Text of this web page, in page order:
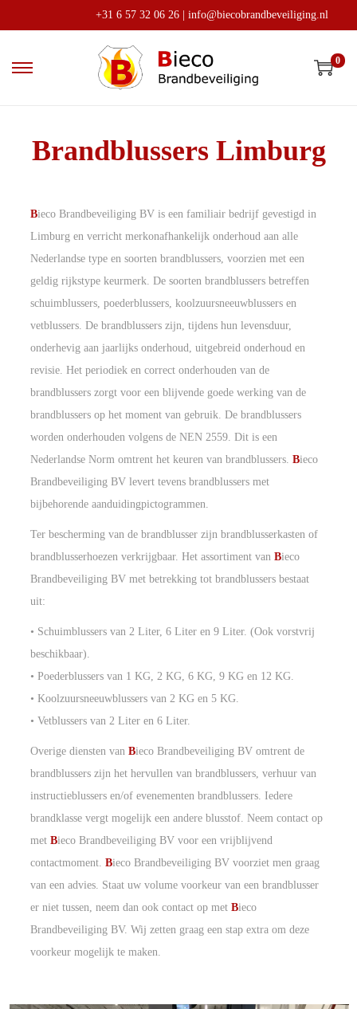
+31 6 57 32 06 26 info@biecobrandbeveiliging.nl
0
Brandblussers Limburg
Bieco Brandbeveiliging BV is een familiair bedrijf gevestigd in
Limburg en verricht merkonafhankelijk onderhoud aan alle
Nederlandse type en soorten brandblussers, voorzien met een
geldig rijkstype keurmerk. De soorten brandblussers betreffen
schuimblussers, poederblussers, koolzuursneeuwblussers en
vetblussers. De brandblussers zijn, tijdens hun levensduur,
onderhevig aan jaarlijks onderhoud, uitgebreid onderhoud en
revisie. Het periodiek en correct onderhouden van de
brandblussers zorgt voor een blijvende goede werking van de
brandblussers op het moment van gebruik. De brandblussers
worden onderhouden volgens de NEN 2559. Dit is een
Nederlandse Norm omtrent het keuren van brandblussers. Bieco
Brandbeveiliging BV levert tevens brandblussers met
bijbehorende aanduidingpictogrammen.
Ter bescherming van de brandblusser zijn brandblusserkasten of
brandblusserhoezen verkrijgbaar. Het assortiment van Bieco
Brandbeveiliging BV met betrekking tot brandblussers bestaat
uit:
• Schuimblussers van 2 Liter, 6 Liter en 9 Liter. (Ook vorstvrij
beschikbaar).
• Poederblussers van 1 KG, 2 KG, 6 KG, 9 KG en 12 KG.
• Koolzuursneeuwblussers van 2 KG en 5 KG.
• Vetblussers van 2 Liter en 6 Liter.
Overige diensten van Bieco Brandbeveiliging BV omtrent de
brandblussers zijn het hervullen van brandblussers, verhuur van
instructieblussers en/of evenementen brandblussers. Iedere
brandklasse vergt mogelijk een andere blusstof. Neem contact op
met Bieco Brandbeveiliging BV voor een vrijblijvend
contactmoment. Bieco Brandbeveiliging BV voorziet men graag
van een advies. Staat uw volume voorkeur van een brandblusser
er niet tussen, neem dan ook contact op met Bieco
Brandbeveiliging BV. Wij zetten graag een stap extra om deze
voorkeur mogelijk te maken.